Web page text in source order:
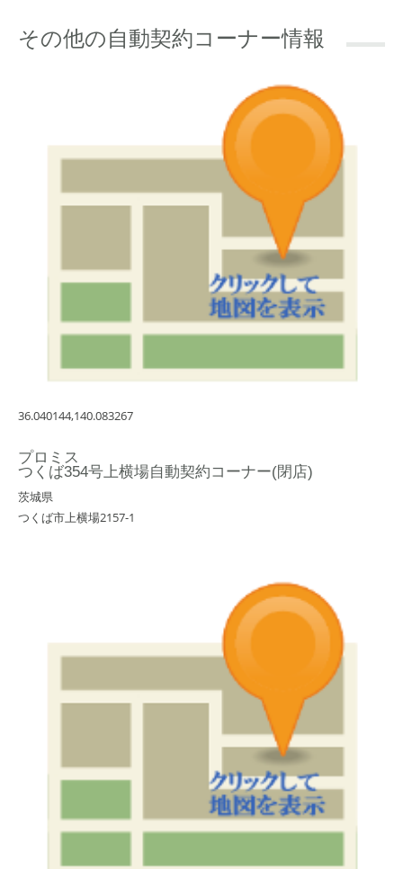
その他の自動契約コーナー情報
36.040144,140.083267
プロミス
つくば354号上横場自動契約コーナー(閉店)
茨城県
つくば市上横場2157-1